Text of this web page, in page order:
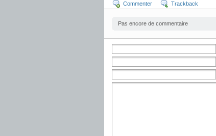
Commenter Trackback
Pas encore de commentaire